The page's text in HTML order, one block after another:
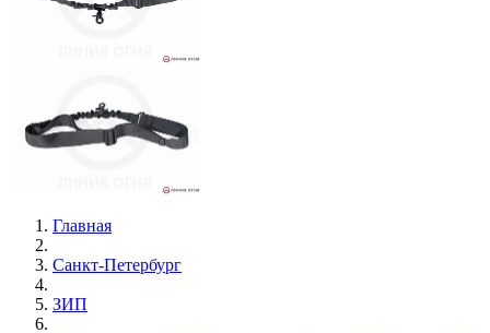
Главная
Санкт-Петербург
ЗИП